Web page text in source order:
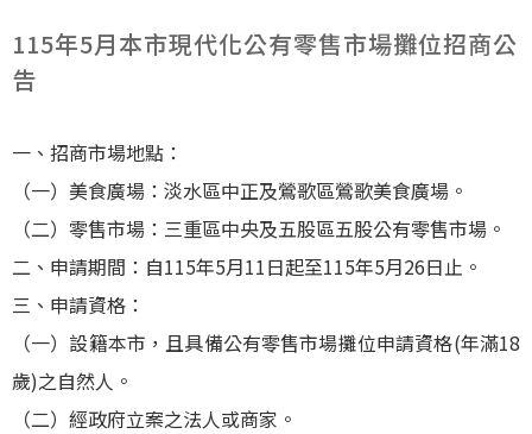
115年5月本市現代化公有零售市場攤位招商公
告
一、招商市場地點：
（一）美食廣場：淡水區中正及鶯歌區鶯歌美食廣場。
（二）零售市場：三重區中央及五股區五股公有零售市場。
二、申請期間：自115年5月11日起至115年5月26日止。
三、申請資格：
（一）設籍本市，且具備公有零售市場攤位申請資格(年滿18
歲)之自然人。
（二）經政府立案之法人或商家。